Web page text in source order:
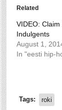
Related
VIDEO: Claim
Indulgents
August 1,
In "eesti hip-
Tags: roki